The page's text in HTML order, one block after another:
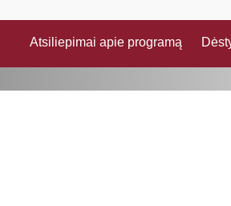
Atsiliepimai apie programą